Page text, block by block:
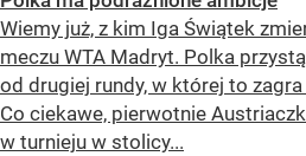
Wiemy już, z kim Iga Świątek
meczu WTA Madryt. Polka
od drugiej rundy, w której to zagra
Co ciekawe, pierwotnie
w turnieju w stolicy...